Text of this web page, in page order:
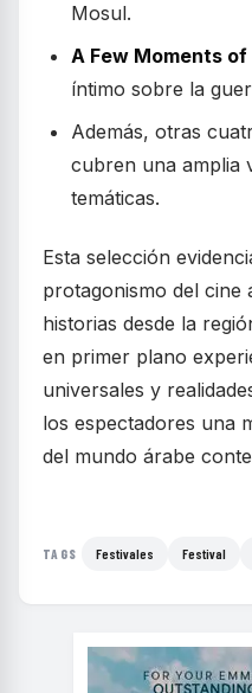
Mosul.
A Few Moments
íntimo sobre la
Además, otras
cubren una amplia
temáticas.
Esta selección
protagonismo del cine
historias desde la
en primer plano
universales y
los espectadores una
del mundo árabe
TAGS Festivales Festival